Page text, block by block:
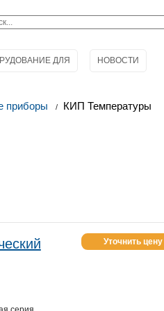
ДЛЯ НОВОСТИ
приборы КИП Температуры
Уточнить цену